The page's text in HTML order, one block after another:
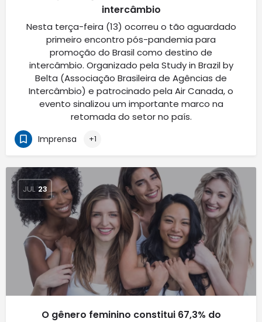
intercâmbio
Nesta terça-feira (13) ocorreu o tão aguardado
primeiro encontro pós-pandemia para
promoção do Brasil como destino de
intercâmbio. Organizado pela Study in Brazil by
Belta (Associação Brasileira de Agências de
Intercâmbio) e patrocinado pela Air Canada, o
evento sinalizou um importante marco na
retomada do setor no país.
Imprensa +1
JUL 23
O gênero feminino constitui 67,3% do